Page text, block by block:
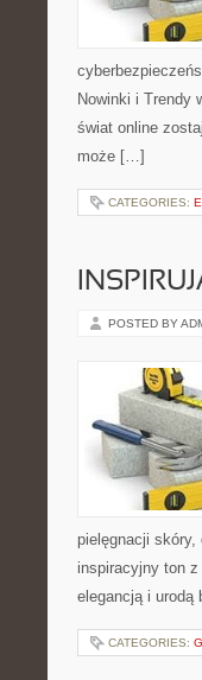
Nowinki i Trendy
świat online
może […]
CATEGORIES:
POSTED BY
pielęgnacji
inspiracyjny ton
elegancją i
CATEGORIES: